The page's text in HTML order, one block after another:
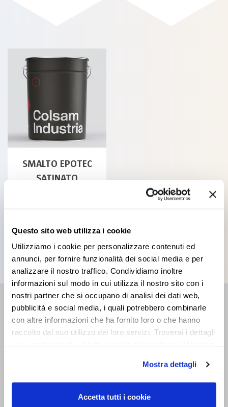
Questo sito web utilizza i cookie
Utilizziamo i cookie per personalizzare contenuti ed
annunci, per fornire funzionalità dei social media e per
analizzare il nostro traffico. Condividiamo inoltre
informazioni sul modo in cui utilizza il nostro sito con i
nostri partner che si occupano di analisi dei dati web,
pubblicità e social media, i quali potrebbero combinarle
con altre informazioni che ha fornito loro o che hanno
raccolto dal suo utilizzo dei loro servizi. Troverai i dettagli
cookie accettare. Per ulteriori informazioni consulta
lacookie policy.
Mostra dettagli
Accetta tutti i cookie
SMALTO EPOTEC
SATINATO
All products
RETAILER
Find the closest Sales Point